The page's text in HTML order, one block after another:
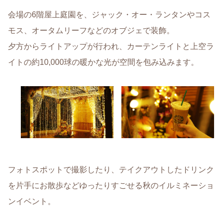
会場の6階屋上庭園を、ジャック・オー・ランタンやコス
モス、オータムリーフなどのオブジェで装飾。
夕方からライトアップが行われ、カーテンライトと上空ラ
イトの約10,000球の暖かな光が空間を包み込みます。
フォトスポットで撮影したり、テイクアウトしたドリンク
を片手にお散歩などゆったりすごせる秋のイルミネーショ
ンイベント。